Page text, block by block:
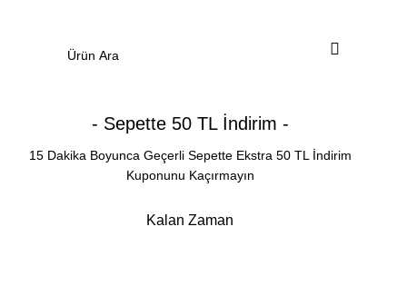
- Sepette 50 TL İndirim -
15 Dakika Boyunca Geçerli Sepette Ekstra 50 TL İndirim
Kuponunu Kaçırmayın
Kalan Zaman